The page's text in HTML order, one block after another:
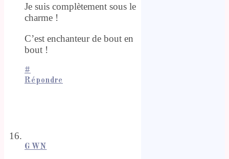
Je suis complètement sous le
charme !
C’est enchanteur de bout en
bout !
#
Répondre
GWN